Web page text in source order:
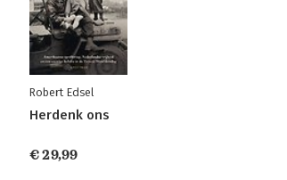
Robert Edsel
Herdenk ons
€ 29,99